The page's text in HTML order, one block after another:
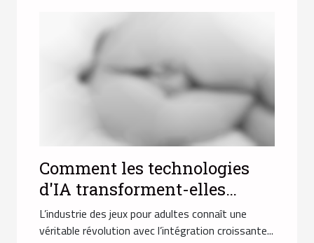
Comment les technologies
d'IA transforment-elles
l'industrie des jeux pour
adultes ?
L’industrie des jeux pour adultes connaît une
véritable révolution avec l’intégration croissante...